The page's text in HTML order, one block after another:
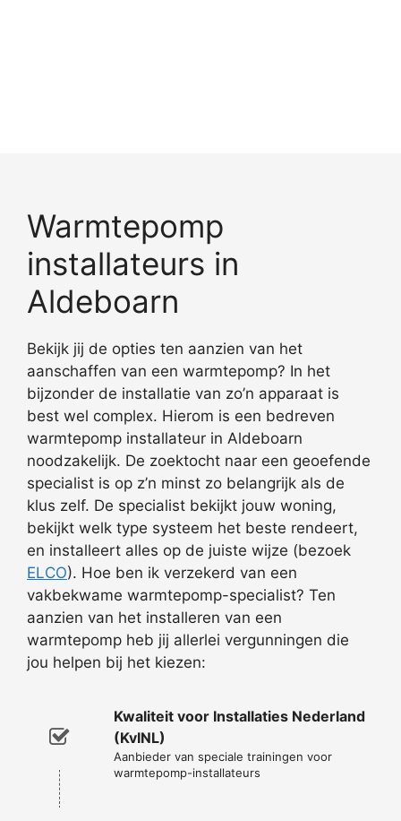
Warmtepomp
installateurs in
Aldeboarn
Bekijk jij de opties ten aanzien van het
aanschaffen van een warmtepomp? In het
bijzonder de installatie van zo’n apparaat is
best wel complex. Hierom is een bedreven
warmtepomp installateur in Aldeboarn
noodzakelijk. De zoektocht naar een geoefende
specialist is op z’n minst zo belangrijk als de
klus zelf. De specialist bekijkt jouw woning,
bekijkt welk type systeem het beste rendeert,
en installeert alles op de juiste wijze (bezoek
ELCO). Hoe ben ik verzekerd van een
vakbekwame warmtepomp-specialist? Ten
aanzien van het installeren van een
warmtepomp heb jij allerlei vergunningen die
jou helpen bij het kiezen:
Kwaliteit voor Installaties Nederland
(KvINL)
Aanbieder van speciale trainingen voor
warmtepomp-installateurs